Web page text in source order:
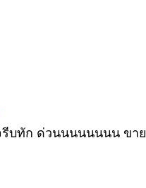
บทัก ด่วนนนนนนนน ขาย